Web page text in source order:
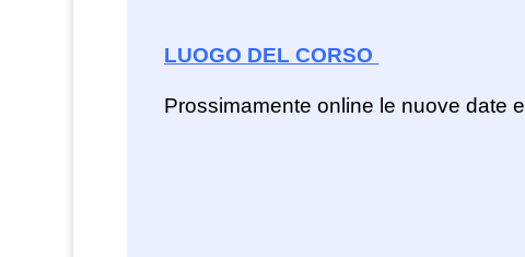
LUOGO DEL CORSO
Prossimamente online le nuove date